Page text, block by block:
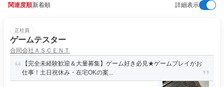
関連度順新着順 詳細表示
正社員
ゲームテスター
合同会社ＡＳＣＥＮＴ
【完全未経験歓迎＆大量募集】ゲーム好き必見★ゲームプレイがお
仕事！土日祝休み・在宅OKの案...